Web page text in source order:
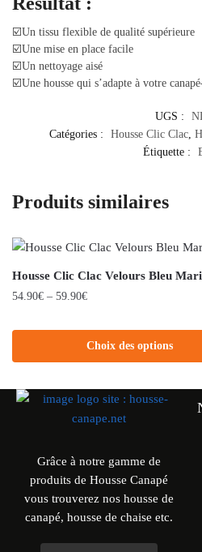
☑️Un tissu flexible de qualité supérieure
☑️Une mise en place facile
☑️Un nettoyage aisé
☑️Une housse qui s’adapte à votre
UGS :
Catégories :
Housse Clic Clac,
Étiquette :
Produits similaires
Housse Clic Clac Velours Bleu
54.90€ – 59.90€
Choix des options
Grâce à notre gamme de
produits de Housse Canapé
vous trouverez nos housse de
canapé, housse de chaise etc.